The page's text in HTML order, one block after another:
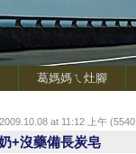
葛媽媽ㄟ灶腳
at 11:12 上午 (5540
+沒藥備長炭皂